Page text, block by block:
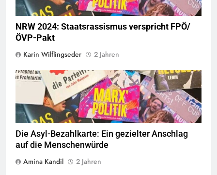
NRW 2024: Staatsrassismus verspricht FPÖ/
ÖVP-Pakt
Karin Wilflingseder
2 Jahren
© linkswende.org,CC-BY-SA-1.0
Die Asyl-Bezahlkarte: Ein gezielter Anschlag
auf die Menschenwürde
Amina Kandil
2 Jahren